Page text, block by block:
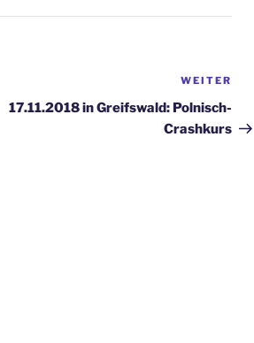
WEITER
17.11.2018 in Greifswald: Polnisch-
Crashkurs